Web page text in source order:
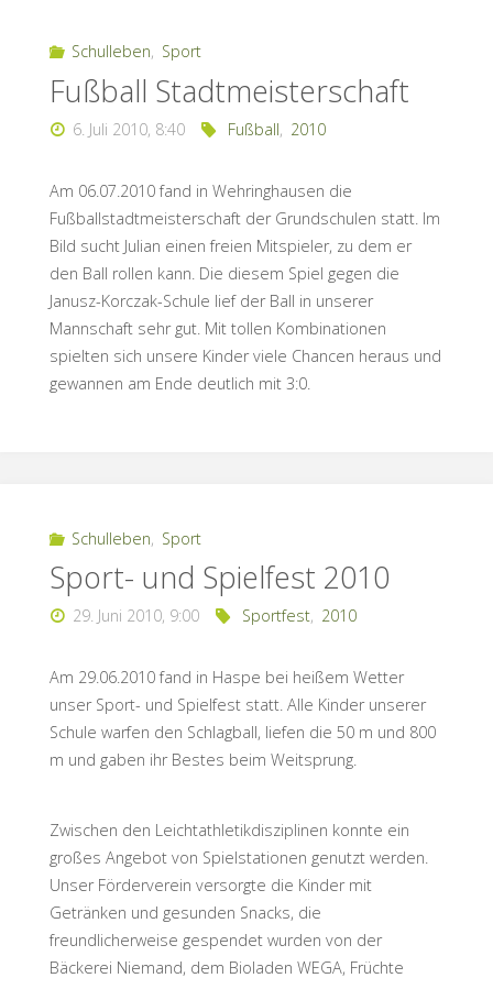
Schulleben, Sport
Fußball Stadtmeisterschaft
6. Juli 2010, 8:40 Fußball, 2010
Am 06.07.2010 fand in Wehringhausen die
Fußballstadtmeisterschaft der Grundschulen statt. Im
Bild sucht Julian einen freien Mitspieler, zu dem er
den Ball rollen kann. Die diesem Spiel gegen die
Janusz-Korczak-Schule lief der Ball in unserer
Mannschaft sehr gut. Mit tollen Kombinationen
spielten sich unsere Kinder viele Chancen heraus und
gewannen am Ende deutlich mit 3:0.
Schulleben, Sport
Sport- und Spielfest 2010
29. Juni 2010, 9:00 Sportfest, 2010
Am 29.06.2010 fand in Haspe bei heißem Wetter
unser Sport- und Spielfest statt. Alle Kinder unserer
Schule warfen den Schlagball, liefen die 50 m und 800
m und gaben ihr Bestes beim Weitsprung.
Zwischen den Leichtathletikdisziplinen konnte ein
großes Angebot von Spielstationen genutzt werden.
Unser Förderverein versorgte die Kinder mit
Getränken und gesunden Snacks, die
freundlicherweise gespendet wurden von der
Bäckerei Niemand, dem Bioladen WEGA, Früchte